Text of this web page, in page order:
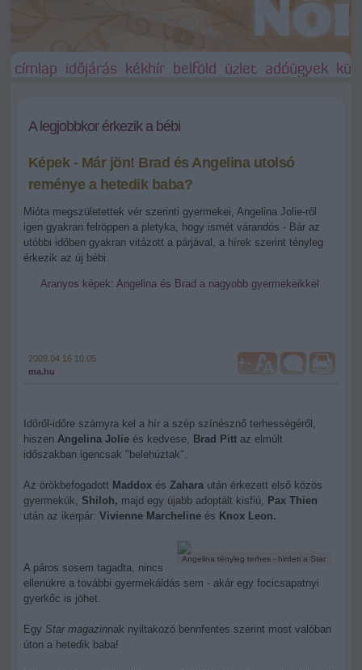
címlap időjárás kékhír belföld üzlet adóügyek
A legjobbkor érkezik a bébi
Képek - Már jön! Brad és Angelina utolsó
reménye a hetedik baba?
Mióta megszületettek vér szerinti gyermekei, Angelina Jolie-ről
igen gyakran felröppen a pletyka, hogy ismét várandós - Bár az
utóbbi időben gyakran vitázott a párjával, a hírek szerint tényleg
érkezik az új bébi.
Aranyos képek: Angelina és Brad a nagyobb gyermekeikkel
2009.04.16 10:05
ma.hu
+-
Időről-időre szárnyra kel a hír a szép színésznő terhességéről,
hiszen Angelina Jolieés kedvese, Brad Pittaz elmúlt
időszakban igencsak "belehúztak".
Az örökbefogadott Maddoxés Zahara után érkezett első közös
gyermekük, Shiloh, majd egy újabb adoptált kisfiú, Pax Thien
után az ikerpár: Vivienne Marchelineés Knox Leon.
Angelina tényleg terhes - hirdeti a Star
A páros sosem tagadta, nincs
ellenükre a további gyermekáldás sem - akár egy focicsapatnyi
gyerkőc is jöhet.
Egy Star magazinnak nyiltakozó bennfentes szerint most valóban
úton a hetedik baba!